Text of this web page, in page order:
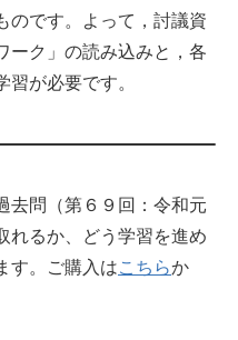
のです。よって，討議資
ーク」の読み込みと，各
が必要です。
去問（第６９回：令和元
れるか、どう学習を進め
す。ご購入はこちらか